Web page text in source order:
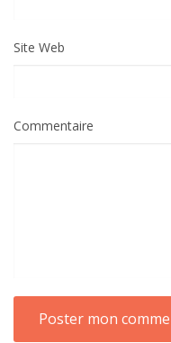
Site Web
Commentaire